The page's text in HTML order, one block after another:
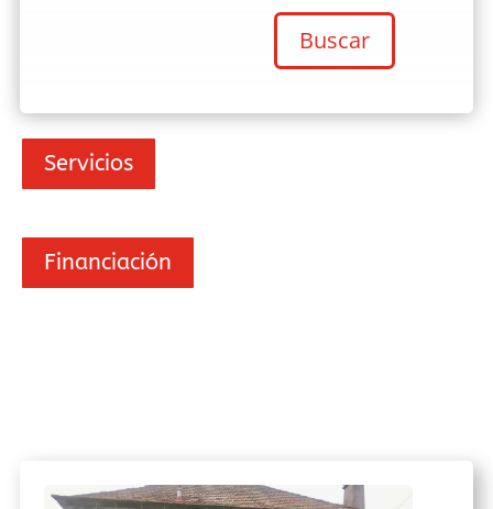
Buscar
Servicios
Financiación